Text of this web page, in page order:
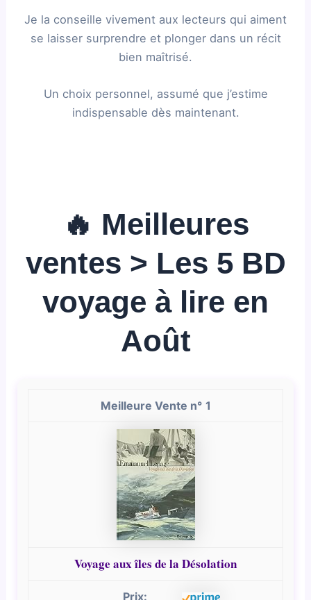
Je la conseille vivement aux lecteurs qui aiment
se laisser surprendre et plonger dans un récit
bien maîtrisé.
Un choix personnel, assumé que j’estime
indispensable dès maintenant.
🔥 Meilleures
ventes > Les 5 BD
voyage à lire en
Août
1
Voyage aux îles de la Désolation